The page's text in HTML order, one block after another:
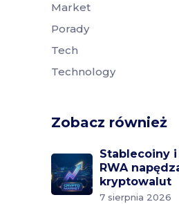
Market
Porady
Tech
Technology
Zobacz również
Stablecoiny
RWA
kryptowalut
7 sierpnia 2026